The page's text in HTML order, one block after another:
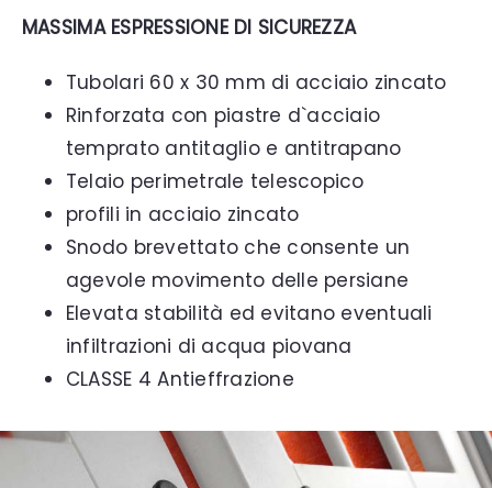
MASSIMA ESPRESSIONE DI SICUREZZA
Tubolari 60 x 30 mm di acciaio zincato
Rinforzata con piastre d`acciaio
temprato antitaglio e antitrapano
Telaio perimetrale telescopico
profili in acciaio zincato
Snodo brevettato che consente un
agevole movimento delle persiane
Elevata stabilità ed evitano eventuali
infiltrazioni di acqua piovana
CLASSE 4 Antieffrazione